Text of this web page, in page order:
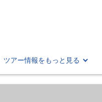
ツアー情報をもっと見る